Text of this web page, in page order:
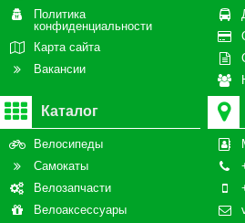
Политика
конфиденциальности
Карта сайта
Вакансии
Каталог
Велосипеды
Самокаты
Велозапчасти
Велоаксессуары